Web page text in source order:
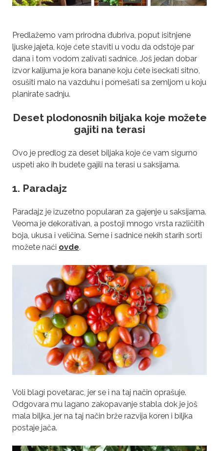
Predlažemo vam prirodna đubriva, poput isitnjene
ljuske jajeta, koje ćete staviti u vodu da odstoje par
dana i tom vodom zalivati sadnice. Još jedan dobar
izvor kalijuma je kora banane koju ćete iseckati sitno,
osušiti malo na vazduhu i pomešati sa zemljom u koju
planirate sadnju.
Deset plodonosnih biljaka koje možete
gajiti na terasi
Ovo je predlog za deset biljaka koje će vam sigurno
uspeti ako ih budete gajili na terasi u saksijama.
1. Paradajz
Paradajz je izuzetno popularan za gajenje u saksijama.
Veoma je dekorativan, a postoji mnogo vrsta različitih
boja, ukusa i veličina. Seme i sadnice nekih starih sorti
možete naći ovde.
Voli blagi povetarac, jer se i na taj način oprašuje.
Odgovara mu lagano zakopavanje stabla dok je još
mala biljka, jer na taj način brže razvija koren i biljka
postaje jača.